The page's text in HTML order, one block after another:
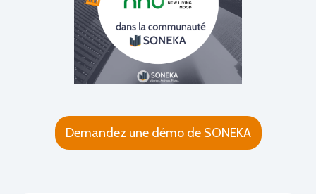
Demandez une démo de SONEKA